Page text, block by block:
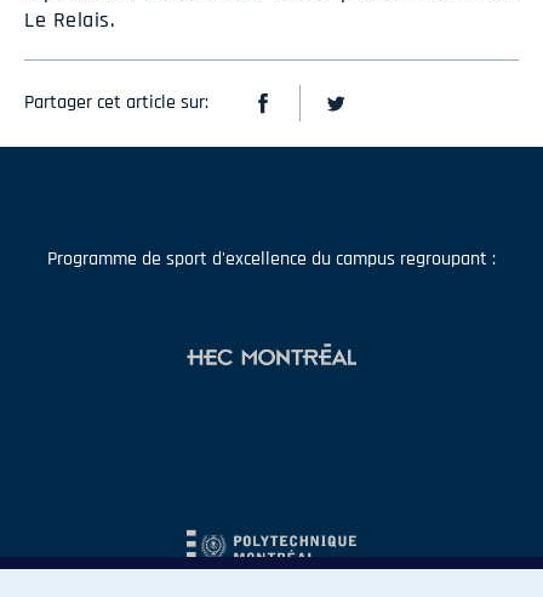
Le Relais.
Partager cet article sur:
Programme de sport d'excellence du campus regroupant :